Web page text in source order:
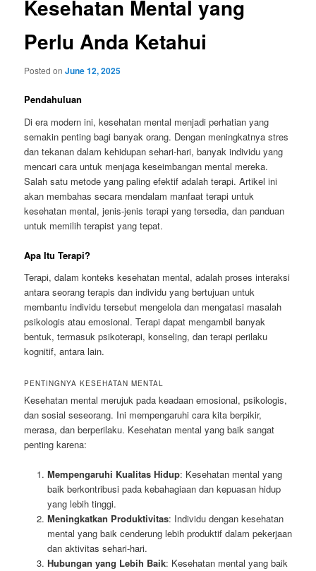
Kesehatan Mental yang
Perlu Anda Ketahui
Posted onJune 12, 2025
Pendahuluan
Di era modern ini, kesehatan mental menjadi perhatian yang
semakin penting bagi banyak orang. Dengan meningkatnya stres
dan tekanan dalam kehidupan sehari-hari, banyak individu yang
mencari cara untuk menjaga keseimbangan mental mereka.
Salah satu metode yang paling efektif adalah terapi. Artikel ini
akan membahas secara mendalam manfaat terapi untuk
kesehatan mental, jenis-jenis terapi yang tersedia, dan panduan
untuk memilih terapist yang tepat.
Apa Itu Terapi?
Terapi, dalam konteks kesehatan mental, adalah proses interaksi
antara seorang terapis dan individu yang bertujuan untuk
membantu individu tersebut mengelola dan mengatasi masalah
psikologis atau emosional. Terapi dapat mengambil banyak
bentuk, termasuk psikoterapi, konseling, dan terapi perilaku
kognitif, antara lain.
PENTINGNYA KESEHATAN MENTAL
Kesehatan mental merujuk pada keadaan emosional, psikologis,
dan sosial seseorang. Ini mempengaruhi cara kita berpikir,
merasa, dan berperilaku. Kesehatan mental yang baik sangat
penting karena:
Mempengaruhi Kualitas Hidup: Kesehatan mental yang
baik berkontribusi pada kebahagiaan dan kepuasan hidup
yang lebih tinggi.
Meningkatkan Produktivitas: Individu dengan kesehatan
mental yang baik cenderung lebih produktif dalam pekerjaan
dan aktivitas sehari-hari.
Hubungan yang Lebih Baik: Kesehatan mental yang baik